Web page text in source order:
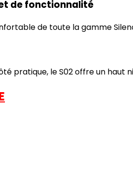
de fonctionnalité
de toute la gamme
pratique, le S02 offre un haut